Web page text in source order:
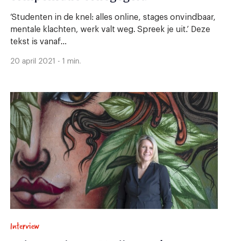
‘Studenten in de knel: alles online, stages onvindbaar,
mentale klachten, werk valt weg. Spreek je uit.’ Deze
tekst is vanaf...
20 april 2021 - 1 min.
Interview